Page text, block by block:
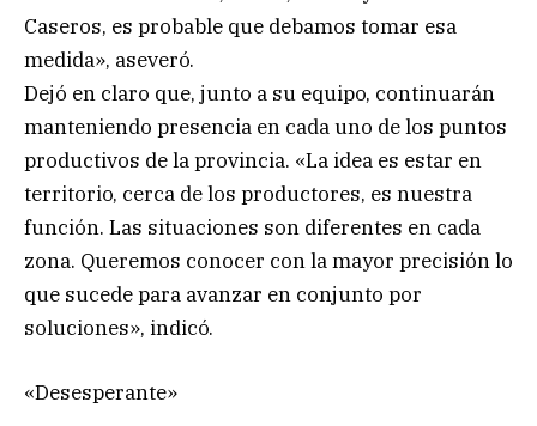
Caseros, es probable que debamos tomar esa
medida», aseveró.
Dejó en claro que, junto a su equipo, continuarán
manteniendo presencia en cada uno de los puntos
productivos de la provincia. «La idea es estar en
territorio, cerca de los productores, es nuestra
función. Las situaciones son diferentes en cada
zona. Queremos conocer con la mayor precisión lo
que sucede para avanzar en conjunto por
soluciones», indicó.
«Desesperante»